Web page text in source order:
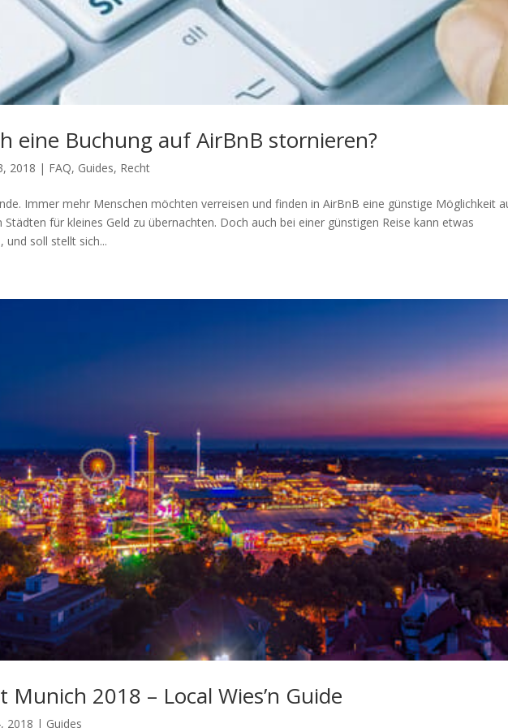
eine Buchung auf AirBnB stornieren?
2018 | FAQ, Guides, Recht
Immer mehr Menschen möchten verreisen und finden in AirBnB eine günstige Möglichkeit
für kleines Geld zu übernachten. Doch auch bei einer günstigen Reise kann etwas
und soll stellt sich...
2018 – Local Wies’n Guide
2018 | Guides